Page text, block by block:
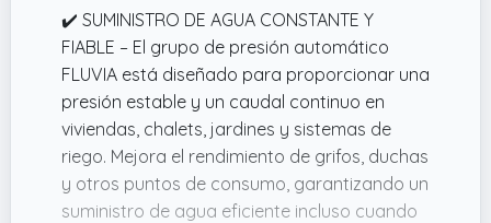
✔️ SUMINISTRO DE AGUA CONSTANTE Y
FIABLE – El grupo de presión automático
FLUVIA está diseñado para proporcionar una
presión estable y un caudal continuo en
viviendas, chalets, jardines y sistemas de
riego. Mejora el rendimiento de grifos, duchas
y otros puntos de consumo, garantizando un
suministro de agua eficiente incluso cuando